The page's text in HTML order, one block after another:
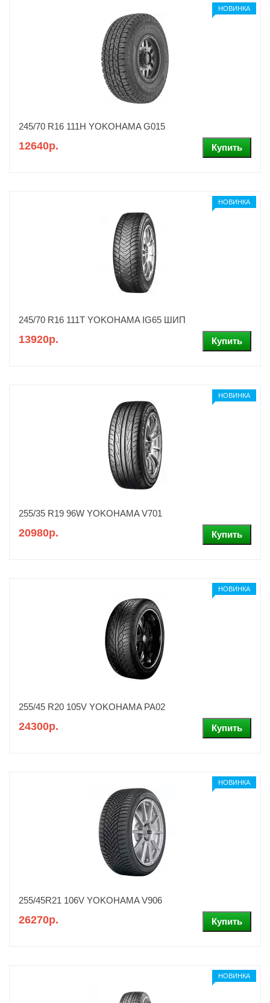
НОВИНКА
245/70 R16 111H YOKOHAMA G015
12640р.
НОВИНКА
245/70 R16 111T YOKOHAMA IG65 ШИП
13920р.
НОВИНКА
255/35 R19 96W YOKOHAMA V701
20980р.
НОВИНКА
255/45 R20 105V YOKOHAMA PA02
24300р.
НОВИНКА
255/45R21 106V YOKOHAMA V906
26270р.
НОВИНКА